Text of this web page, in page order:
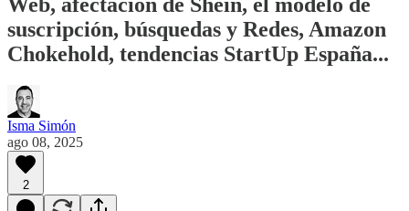
suscripción, búsquedas y Redes, Amazon
Chokehold, tendencias StartUp España...
Isma Simón
ago 08, 2025
2